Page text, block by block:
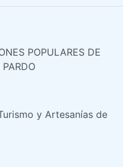
POPULARES DE
y Artesanías de